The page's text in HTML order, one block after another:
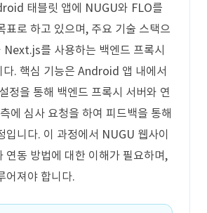
태블릿 앱에 NUGU와 FLO를
표로 하고 있으며, 주요 기술 스택으
를 사용하는 백엔드 프록시
다. 핵심 기능은 Android 앱 내에서
정을 통해 백엔드 프록시 서버와 연
에 심사 요청을 하여 피드백을 통해
입니다. 이 과정에서 NUGU 웹사이
연동 방법에 대한 이해가 필요하며,
어져야 합니다.